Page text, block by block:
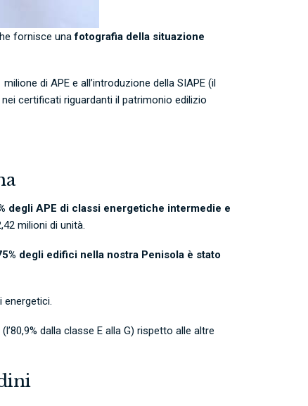
fornisce unafotografia della situazione
di APE e all’introduzione della SIAPE (il
certificati riguardanti il patrimonio edilizio
degli APE di classi energetiche intermedie e
milioni di unità.
degli edifici nella nostra Penisola è stato
energetici.
dalla classe E alla G) rispetto alle altre